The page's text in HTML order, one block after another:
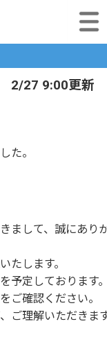
2/27 9:00更新
た。
まして、誠にあり
たします。
予定しております
をご確認ください。
ご理解いただきま